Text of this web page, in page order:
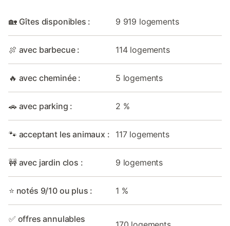
🏡 Gîtes disponibles : 9 919 logements
🍖 avec barbecue : 114 logements
🔥 avec cheminée : 5 logements
🚗 avec parking : 2 %
🐾 acceptant les animaux : 117 logements
🚧 avec jardin clos : 9 logements
⭐ notés 9/10 ou plus : 1 %
✅ offres annulables